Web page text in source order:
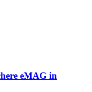
eMAG in